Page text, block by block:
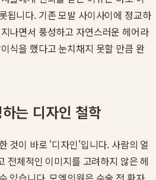
됩니다. 기존 모발 사이사이에 정교하
나면서 풍성하고 자연스러운 헤어라
식을 했다고 눈치채지 못할 만큼 완
는 디자인 철학
것이 바로 '디자인'입니다. 사람의 얼
전체적인 이미지를 고려하지 않은 헤